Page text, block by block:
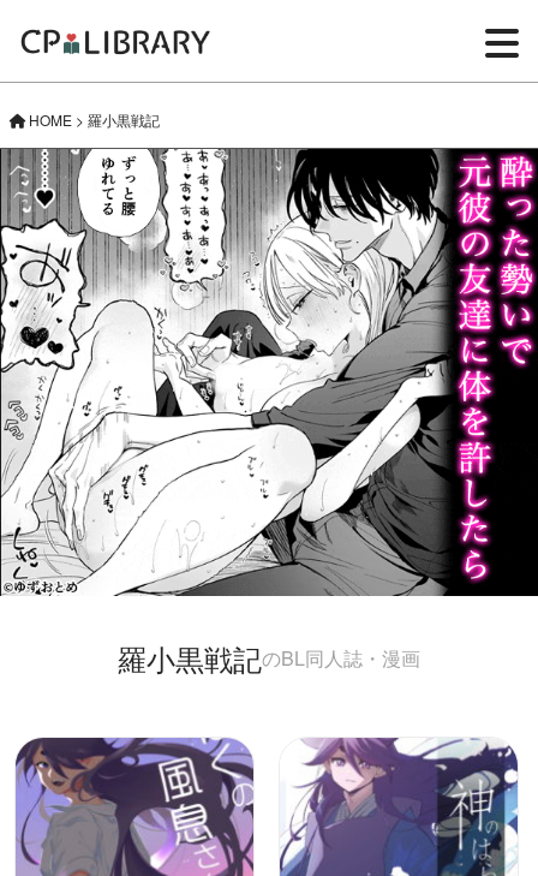
HOME > 羅小黒戦記
羅小黒戦記のBL同人誌・漫画